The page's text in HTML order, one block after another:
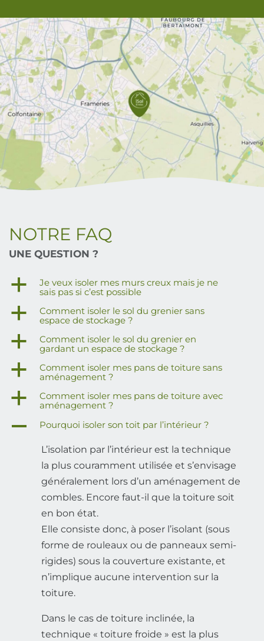
NOTRE FAQ
UNE QUESTION ?
a
Je veux isoler mes murs creux mais je ne
sais pas si c’est possible
a
Comment isoler le sol du grenier sans
espace de stockage ?
a
Comment isoler le sol du grenier en
gardant un espace de stockage ?
a
Comment isoler mes pans de toiture sans
aménagement ?
a
Comment isoler mes pans de toiture avec
aménagement ?
A Pourquoi isoler son toit par l’intérieur ?
L’isolation par l’intérieur est la technique
la plus couramment utilisée et s’envisage
généralement lors d’un aménagement de
combles. Encore faut-il que la toiture soit
en bon état.
Elle consiste donc, à poser l’isolant (sous
forme de rouleaux ou de panneaux semi-
rigides) sous la couverture existante, et
n’implique aucune intervention sur la
toiture.
Dans le cas de toiture inclinée, la
technique « toiture froide » est la plus